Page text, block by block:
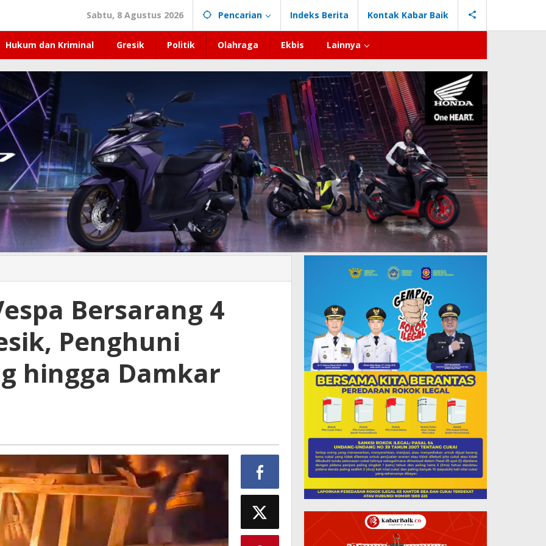
Sabtu, 8 Agustus 2026 Pencarian Indeks Berita Kontak Kabar Baik
Hukum dan Kriminal Gresik Politik Olahraga Ekbis Lainnya
Bersarang 4
Penghuni
hingga Damkar